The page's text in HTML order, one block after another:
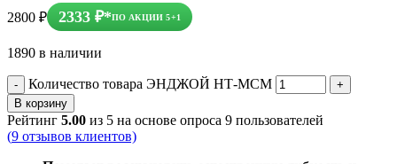
2800 ₽ 2333 ₽*ПО АКЦИИ 5+1
1890 в наличии
Количество товара ЭНДЖОЙ НТ-МСМ
В корзину
Рейтинг 5.00 из 5 на основе опроса 9 пользователей
(9 отзывов клиентов)